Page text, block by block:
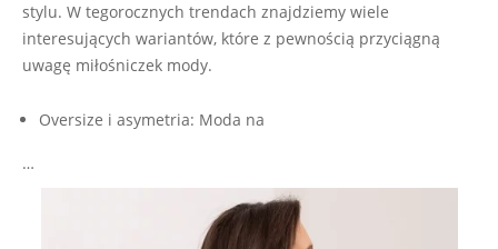
stylu. W tegorocznych trendach znajdziemy wiele
interesujących wariantów, które z pewnością przyciągną
uwagę miłośniczek mody.
Oversize i asymetria: Moda na
…